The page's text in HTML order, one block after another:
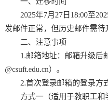
2025年7月27日18:00至
发邮件正常，但历史邮件需待
二、注意事项
1.邮箱地址：邮箱升级后
@csuft.edu.cn）。
2.首次登录邮箱的登录方
方式一（适用于教职工